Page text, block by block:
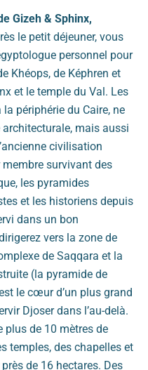
Gizeh & Sphinx,
le petit déjeuner, vous
personnel pour
Khéops, de Képhren et
et le temple du Val. Les
périphérie du Caire, ne
mais aussi
civilisation
survivant des
les pyramides
et les historiens depuis
dans un bon
vers la zone de
de Saqqara et la
(la pyramide de
le cœur d’un plus grand
Djoser dans l’au-delà.
plus de 10 mètres de
temples, des chapelles et
de 16 hectares. Des